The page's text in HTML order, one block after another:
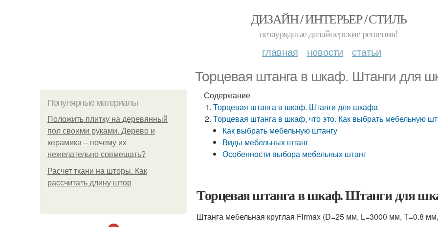
ДИЗАЙН / ИНТЕРЬЕР / СТИЛЬ
незаурядные дизайнерские решения!
главная новости статьи
Торцевая штанга в шкаф. Штанги для
Популярные материалы
Положить плитку на деревянный
пол своими руками. Дерево и
керамика – почему их
нежелательно совмещать?
Расчет ткани на шторы. Как
рассчитать длину штор
Содержание
Торцевая штанга в шкаф. Штанги для шкафа
Торцевая штанга в шкаф, что это. Как выбрать мебельную
Как выбрать мебельную штангу
Виды мебельных штанг
Особенности выбора мебельных штанг
Торцевая штанга в шкаф. Штанги для
Штанга мебельная круглая Firmax (D=25 мм, L=3000 мм, T=0.8